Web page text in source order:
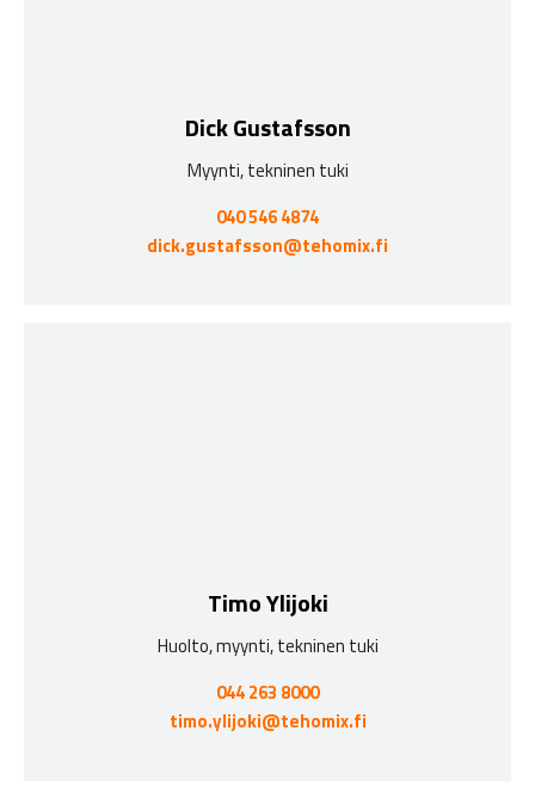
Dick Gustafsson
Myynti, tekninen tuki
040 546 4874
dick.gustafsson@tehomix.fi
Timo Ylijoki
Huolto, myynti, tekninen tuki
044 263 8000
timo.ylijoki@tehomix.fi